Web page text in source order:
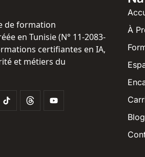
de formation
en Tunisie (N° 11-2083-
certifiantes en IA,
et métiers du
À
Blog